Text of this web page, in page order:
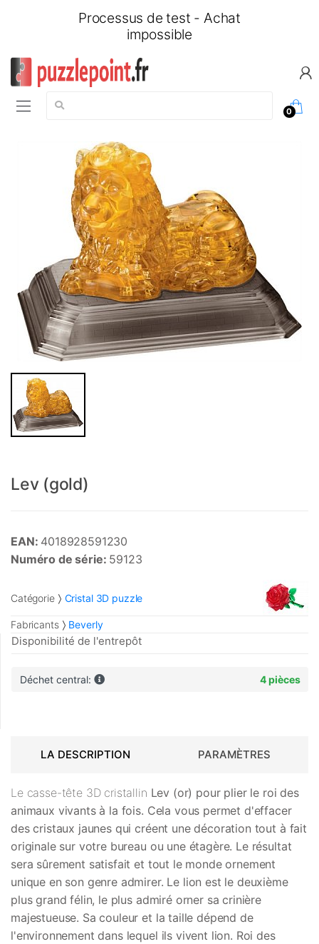
Processus de test - Achat
impossible
Chercher:
0
Lev (gold)
EAN: 4018928591230
Numéro de série: 59123
Catégorie Cristal 3D puzzle
Fabricants Beverly
Disponibilité de l'entrepôt
Déchet central: 4 pièces
LA DESCRIPTION PARAMÈTRES
Le casse-tête 3D cristallin Lev (or) pour plier le roi des
animaux vivants à la fois. Cela vous permet d'effacer
des cristaux jaunes qui créent une décoration tout à fait
originale sur votre bureau ou une étagère. Le résultat
sera sûrement satisfait et tout le monde ornement
unique en son genre admirer. Le lion est le deuxième
plus grand félin, le plus admiré orner sa crinière
majestueuse. Sa couleur et la taille dépend de
l'environnement dans lequel ils vivent lion. Roi des